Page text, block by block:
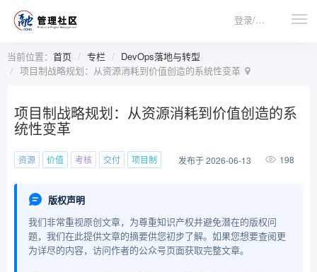
登录/注册
当前位置： 首页 专栏
DevOps落地与转型
项目制战略规划：从资源消耗到价值创造的系统性变革
项目制战略规划：从资源消耗到价值创造的系
统性变革
资源 价值 考核 交付 项目制 发布于 2026-06-13 198
版权声明
我们非常重视原创文章，为尊重知识产权并避免潜在的版权问
题，我们在此提供文章的摘要供您初步了解。如果您想要查阅更
为详尽的内容，访问作者的公众号页面获取完整文章。